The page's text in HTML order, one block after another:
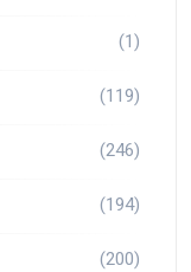
(1)
(119)
(246)
(194)
(200)